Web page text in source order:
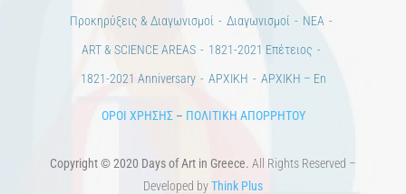
Προκηρύξεις & Διαγωνισμοί
Διαγωνισμοί
ΝΕΑ
ART & SCIENCE AREAS
1821-2021 Επέτειος
1821-2021 Anniversary
ΑΡΧΙΚΗ ΑΡΧΙΚΗ – En
ΟΡΟΙ ΧΡΗΣΗΣ– ΠΟΛΙΤΙΚΗ ΑΠΟΡΡΗΤΟΥ
Copyright © 2020 Days of Art in Greece. All Rights Reserved –
Developed byThink Plus